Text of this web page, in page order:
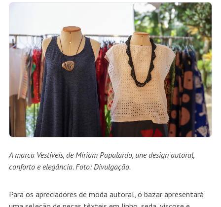
A marca Vestíveis, de Miriam Papalardo, une design autoral,
conforto e elegância. Foto: Divulgação.
Para os apreciadores de moda autoral, o bazar apresentará